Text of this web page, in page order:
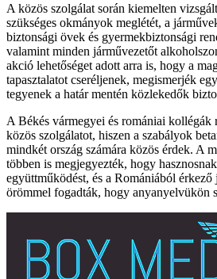
A közös szolgálat során kiemelten
szükséges okmányok meglétét, a
biztonsági övek és gyermekbiztonsági
valamint minden járművezetőt
akció lehetőséget adott arra is, hogy a
tapasztalatot cseréljenek, megismerjék
tegyenek a határ mentén közlekedők
A Békés vármegyei és romániai kollégák
közös szolgálatot, hiszen a szabályok
mindkét ország számára közös érdek. A
többen is megjegyezték, hogy
együttműködést, és a Romániából
örömmel fogadták, hogy anyanyelvükön